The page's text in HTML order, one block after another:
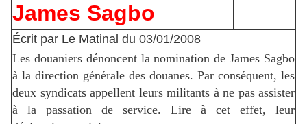
James Sagbo
Écrit par Le Matinal du 03/01/2008
Les douaniers dénoncent la nomination de James Sagbo
à la direction générale des douanes. Par conséquent, les
deux syndicats appellent leurs militants à ne pas assister
à la passation de service. Lire à cet effet, leur